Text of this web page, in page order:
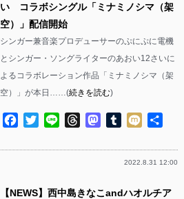
い コラボシングル「ミナミノシマ（架
空）」配信開始
シンガー兼音楽プロデューサーのぷにぷに電機
とシンガー・ソングライターのあおい12さいに
よるコラボレーション作品「ミナミノシマ（架
空）」が本日……(続きを読む)
Facebook
TwitterLine ThreadsMastodon
Tumblr
Mixi
2022.8.31 12:00
【NEWS】西中島きなこandハオルチア